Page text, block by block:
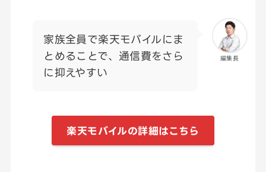
編集長
家族全員で楽天モバイルにま
とめることで、通信費をさら
に抑えやすい
楽天モバイルの詳細はこちら